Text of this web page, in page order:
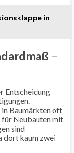
in
–
Entscheidung
in Baumärkten oft
für Neubauten mit
sind
dort kaum zwei